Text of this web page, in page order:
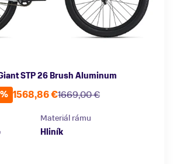
STP 26 Brush Aluminum
1669,00 €
1568,86 €
Materiál rámu
Hliník